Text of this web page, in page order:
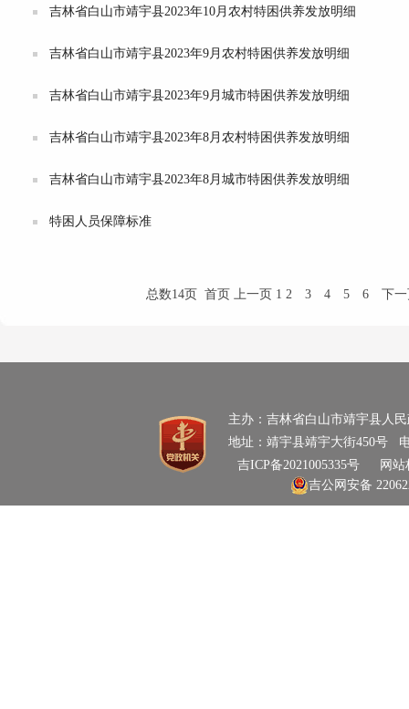
吉林省白山市靖宇县2023年10月农村特困供养发放明细
吉林省白山市靖宇县2023年9月农村特困供养发放明细
吉林省白山市靖宇县2023年9月城市特困供养发放明细
吉林省白山市靖宇县2023年8月农村特困供养发放明细
吉林省白山市靖宇县2023年8月城市特困供养发放明细
特困人员保障标准
总数14页 首页 上一页 1 2 3 4 5 6 下